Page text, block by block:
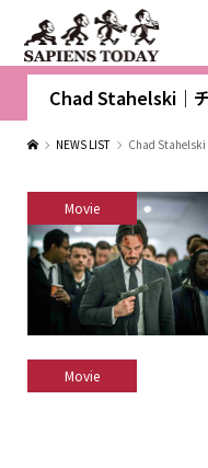
Chad Stahelski｜
NEWS LIST Chad Stahelski
Movie
Movie